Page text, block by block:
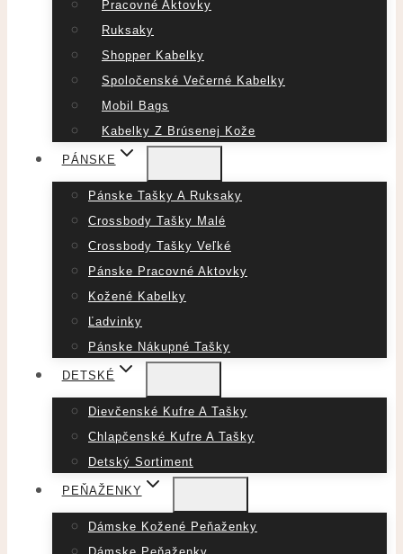
Pracovné Aktovky
Ruksaky
Shopper Kabelky
Spoločenské Večerné Kabelky
Mobil Bags
Kabelky Z Brúsenej Kože
PÁNSKE
Pánske Tašky A Ruksaky
Crossbody Tašky Malé
Crossbody Tašky Veľké
Pánske Pracovné Aktovky
Kožené Kabelky
Ľadvinky
Pánske Nákupné Tašky
DETSKÉ
Dievčenské Kufre A Tašky
Chlapčenské Kufre A Tašky
Detský Sortiment
PEŇAŽENKY
Dámske Kožené Peňaženky